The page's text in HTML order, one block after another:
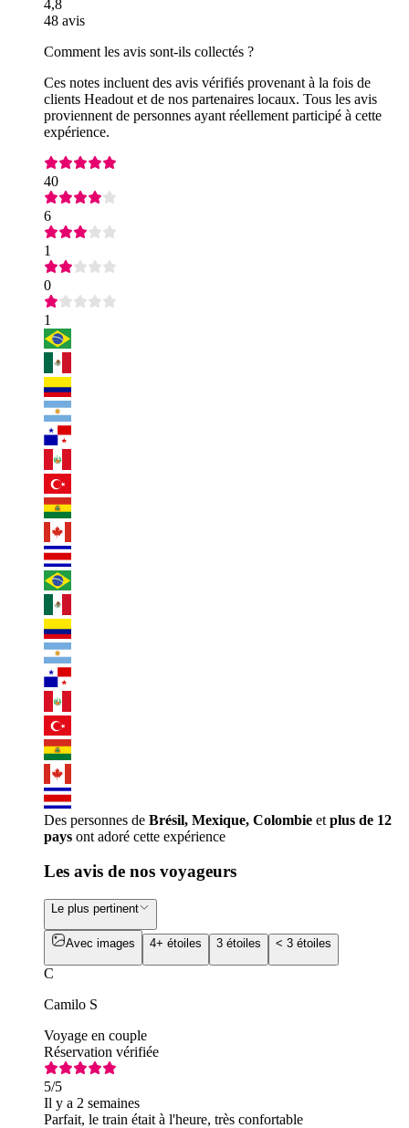
4,8
48 avis
Comment les avis sont-ils collectés ?
Ces notes incluent des avis vérifiés provenant à la fois de
clients Headout et de nos partenaires locaux. Tous les avis
proviennent de personnes ayant réellement participé à cette
expérience.
40
6
1
0
1
Des personnes de Brésil, Mexique, Colombie et plus de 12
pays ont adoré cette expérience
Les avis de nos voyageurs
Le plus pertinent
Avec images 4+ étoiles 3 étoiles < 3 étoiles
C
Camilo S
Voyage en couple
Réservation vérifiée
5/5
Il y a 2 semaines
Parfait, le train était à l'heure, très confortable